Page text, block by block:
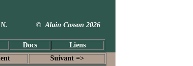
© Alain Cosson 2026
Docs Liens
Suivant =>